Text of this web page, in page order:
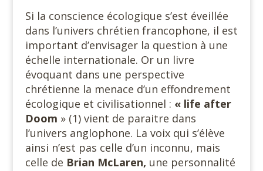
Si la conscience écologique s’est éveillée
dans l’univers chrétien francophone, il est
important d’envisager la question à une
échelle internationale. Or un livre
évoquant dans une perspective
chrétienne la menace d’un effondrement
écologique et civilisationnel : « life after
Doom » (1) vient de paraitre dans
l’univers anglophone. La voix qui s’élève
ainsi n’est pas celle d’un inconnu, mais
celle de Brian McLaren, une personnalité